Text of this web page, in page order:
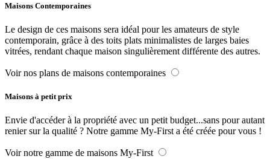
Maisons Contemporaines
Le design de ces maisons sera idéal pour les amateurs de style
contemporain, grâce à des toits plats minimalistes de larges baies
vitrées, rendant chaque maison singulièrement différente des autres.
Voir nos plans de maisons contemporaines
Maisons à petit prix
Envie d'accéder à la propriété avec un petit budget...sans pour autant
renier sur la qualité ? Notre gamme My-First a été créée pour vous !
Voir notre gamme de maisons My-First